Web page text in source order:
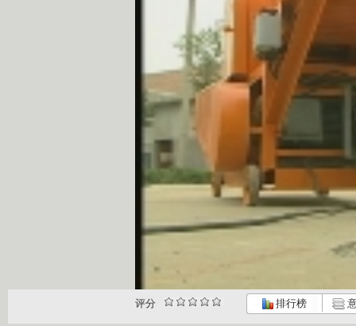
评分 排行榜